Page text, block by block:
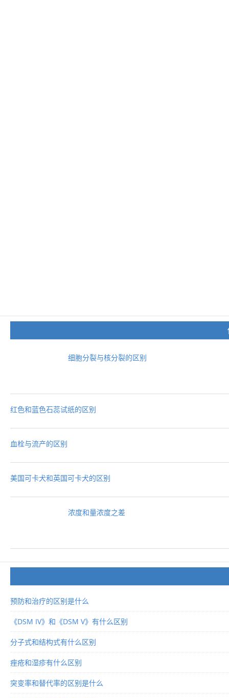
细胞分裂与核分裂的区别
红色和蓝色石蕊试纸的区别
血栓与流产的区别
美国可卡犬和英国可卡犬的区别
浓度和量浓度之差
预防和治疗的区别是什么
《DSM IV》和《DSM V》有什么区别
分子式和结构式有什么区别
痤疮和湿疹有什么区别
突变率和替代率的区别是什么